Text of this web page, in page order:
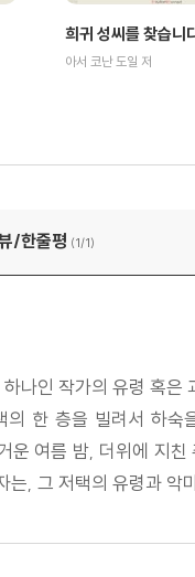
희귀 성씨를 찾습니
아서 코난 도일 저
/한줄평 (1/1)
나인 작가의 유령 혹은
의 한 층을 빌려서 하
운 여름 밤, 더위에 지
는, 그 저택의 유령과 악